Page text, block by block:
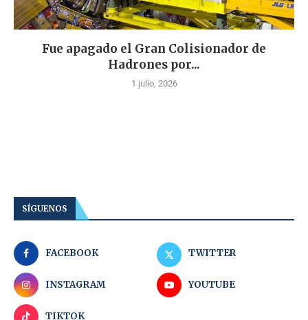
Fue apagado el Gran Colisionador de
Hadrones por...
1 julio, 2026
SÍGUENOS
FACEBOOK TWITTER
INSTAGRAM YOUTUBE
TIKTOK